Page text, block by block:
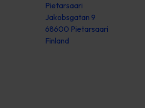
Pietarsaari
Jakobsgatan 9
68600 Pietarsaari
Finland